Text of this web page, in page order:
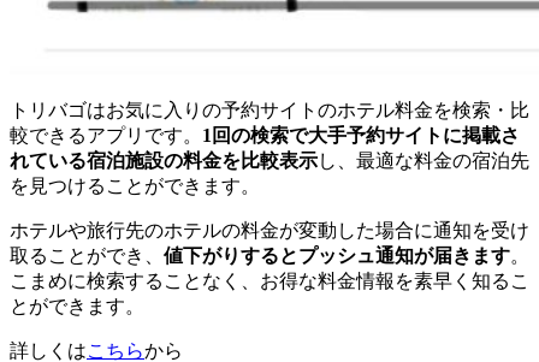
トリバゴはお気に入りの予約サイトのホテル料金を検索・比
較できるアプリです。 1回の検索で大手予約サイトに掲載さ
れている宿泊施設の料金を比較表示し、最適な料金の宿泊先
を見つけることができます。
ホテルや旅行先のホテルの料金が変動した場合に通知を受け
取ることができ、 値下がりするとプッシュ通知が届きます。
こまめに検索することなく、お得な料金情報を素早く知るこ
とができます。
詳しくはこちらから